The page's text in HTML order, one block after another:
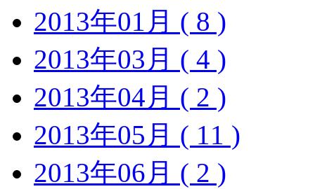
2013年01月 ( 8 )
2013年03月 ( 4 )
2013年04月 ( 2 )
2013年05月 ( 11 )
2013年06月 ( 2 )